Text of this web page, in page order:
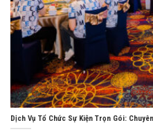
Dịch Vụ Tổ Chức Sự Kiện Trọn Gói: